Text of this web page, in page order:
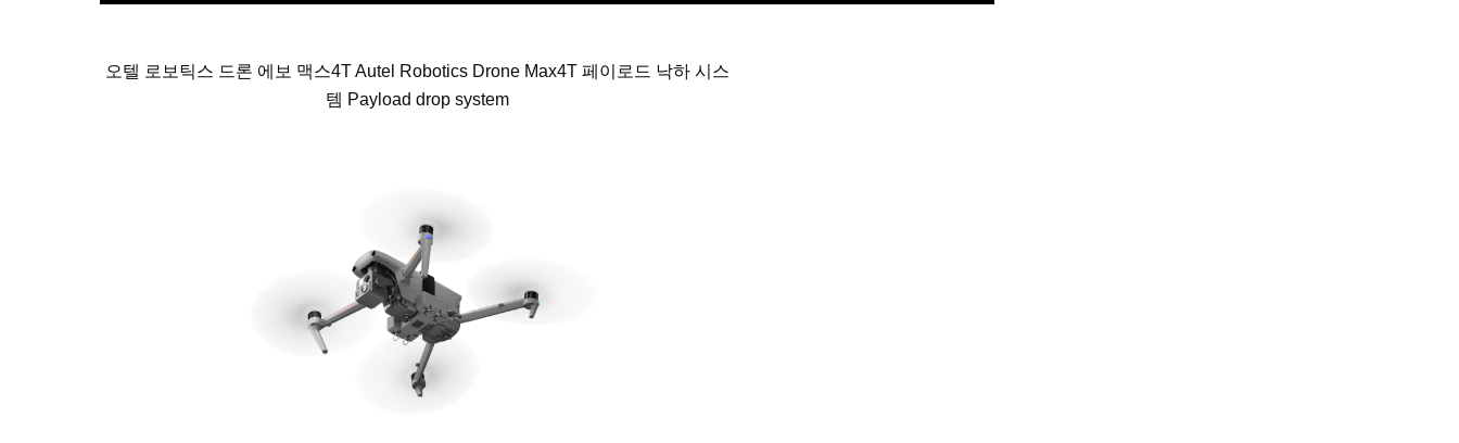
오텔 로보틱스 드론 에보 맥스4T Autel Robotics Drone Max4T 페이로드 낙하 시스
템 Payload drop system